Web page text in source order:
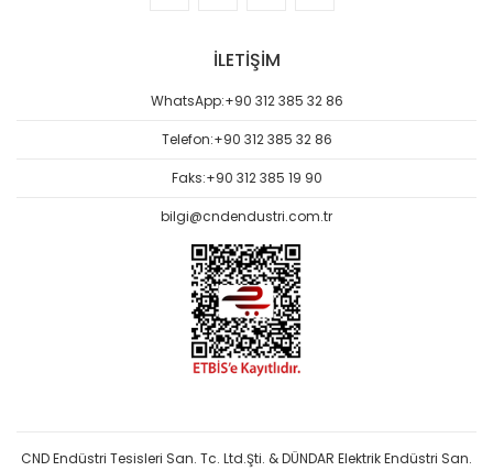
İLETİŞİM
WhatsApp:+90 312 385 32 86
Telefon:+90 312 385 32 86
Faks:+90 312 385 19 90
bilgi@cndendustri.com.tr
CND Endüstri Tesisleri San. Tc. Ltd.Şti. & DÜNDAR Elektrik Endüstri San.